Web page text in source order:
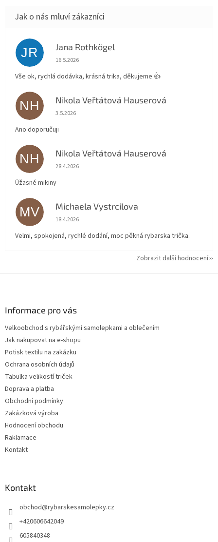
JR Jana Rothkögel
Hodnocení obchodu je 5 z 5 hvězdiček.
16.5.2026
Vše ok, rychlá dodávka, krásná trika, děkujeme 👍
NH Nikola Veřtátová Hauserová
Hodnocení obchodu je 5 z 5 hvězdiček.
3.5.2026
Ano doporučuji
NH Nikola Veřtátová Hauserová
Hodnocení obchodu je 5 z 5 hvězdiček.
28.4.2026
Úžasné mikiny
MV Michaela Vystrcilova
Hodnocení obchodu je 5 z 5 hvězdiček.
18.4.2026
Velmi, spokojená, rychlé dodání, moc pěkná rybarska trička.
Zobrazit další hodnocení
Informace pro vás
Velkoobchod s rybářskými samolepkami a oblečením
Jak nakupovat na e-shopu
Potisk textilu na zakázku
Ochrana osobních údajů
Tabulka velikostí triček
Doprava a platba
Obchodní podmínky
Zakázková výroba
Hodnocení obchodu
Raklamace
Kontakt
Kontakt
obchod@rybarskesamolepky.cz
+420606642049
605840348